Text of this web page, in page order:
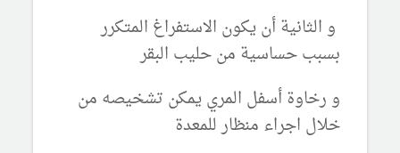
و الثانية أن يكون الاستفراغ المتكرر
بسبب حساسية من حليب البقر
و رخاوة أسفل المري يمكن تشخيصه من
خلال اجراء منظار للمعدة